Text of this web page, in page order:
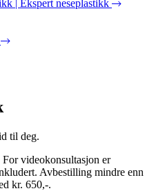
| Ekspert neseplastikk
til deg.
videokonsultasjon er
Avbestilling mindre enn
kr. 650,-.